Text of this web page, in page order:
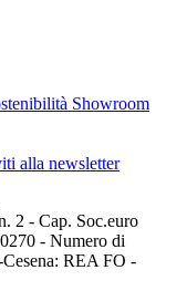
Showroom
alla newsletter
2 - Cap. Soc.euro
- Numero di
REA FO -